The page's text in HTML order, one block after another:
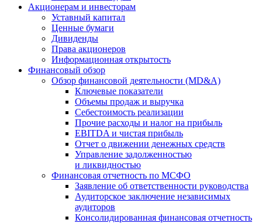
Акционерам и инвесторам
Уставный капитал
Ценные бумаги
Дивиденды
Права акционеров
Информационная открытость
Финансовый обзор
Обзор финансовой деятельности (MD&A)
Ключевые показатели
Объемы продаж и выручка
Себестоимость реализации
Прочие расходы и налог на прибыль
EBITDA и чистая прибыль
Отчет о движении денежных средств
Управление задолженностью
и ликвидностью
Финансовая отчетность по МСФО
Заявление об ответственности руководства
Аудиторское заключение независимых
аудиторов
Консолидированная финансовая отчетность